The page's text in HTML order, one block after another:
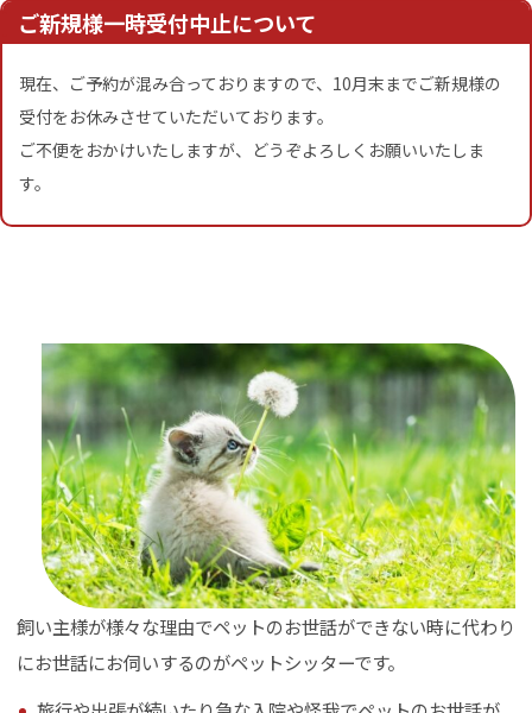
ご新規様一時受付中止について
現在、ご予約が混み合っておりますので、10月末までご新規様の
受付をお休みさせていただいております。
ご不便をおかけいたしますが、どうぞよろしくお願いいたしま
す。
飼い主様が様々な理由でペットのお世話ができない時に代わり
にお世話にお伺いするのがペットシッターです。